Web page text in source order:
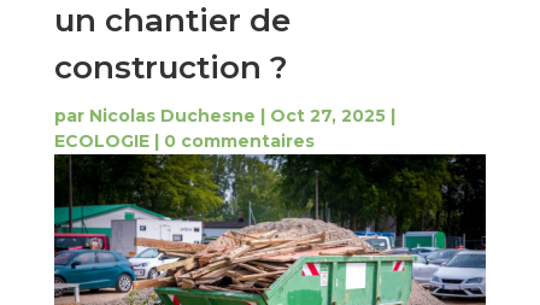
un chantier de
construction ?
par Nicolas Duchesne | Oct 27, 2025|
ECOLOGIE| 0 commentaires